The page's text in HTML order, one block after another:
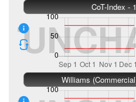
CoT-Index -
Williams